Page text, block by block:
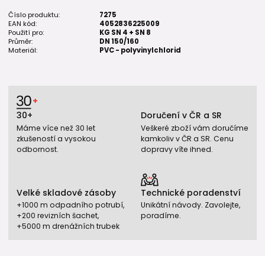
Číslo produktu:
7275
EAN kód:
4052836225009
Použití pro:
KG SN 4 + SN 8
Průměr:
DN 150/160
Materiál:
PVC - polyvinylchlorid
30+
Máme více než 30 let
zkušeností a vysokou
odbornost.
Doručení v ČR a SR
Veškeré zboží vám doručíme
kamkoliv v ČR a SR. Cenu
dopravy víte ihned.
Velké skladové zásoby
+1000 m odpadního potrubí,
+200 revizních šachet,
+5000 m drenážních trubek
Technické poradenství
Unikátní návody. Zavolejte,
poradíme.